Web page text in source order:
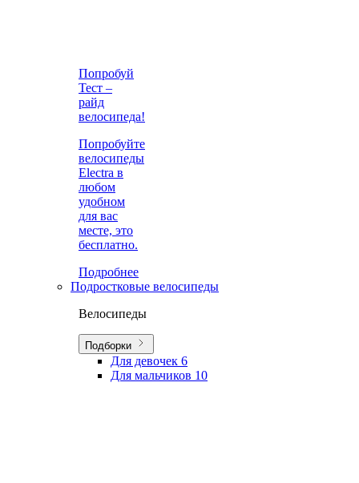
Попробуй
Тест –
райд
велосипеда!
Попробуйте
велосипеды
Electra в
любом
удобном
для вас
месте, это
бесплатно.
Подробнее
Подростковые велосипеды
Велосипеды
Подборки
Для девочек 6
Для мальчиков 10